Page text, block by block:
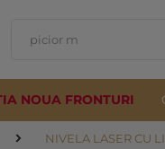
NOUA FRONTURI
NIVELA LASER CU